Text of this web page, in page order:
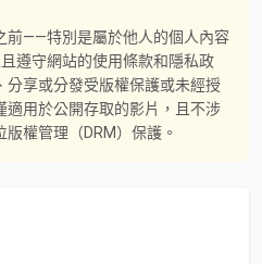
前——特別是屬於他人的個人內容
遵守網站的使用條款和隱私政
分享或分發受版權保護或未經授
適用於公開存取的影片，且不涉
權管理（DRM）保護。